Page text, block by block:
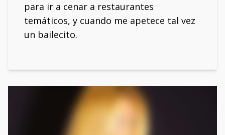
para ir a cenar a restaurantes
temáticos, y cuando me apetece tal vez
un bailecito.